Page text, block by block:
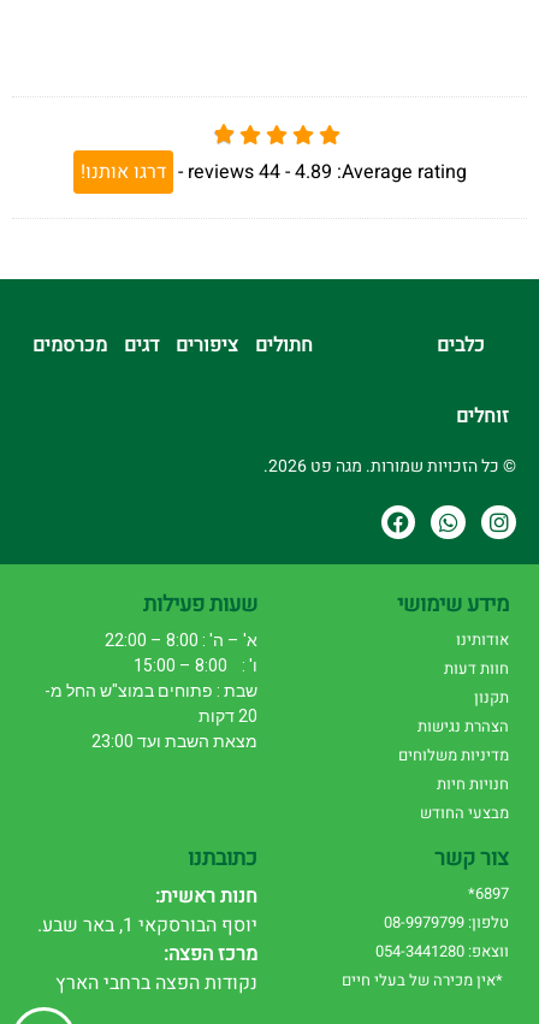
Average rating:
4.89 -
44
reviews
- דרגו אותנו!
כלבים חתולים ציפורים דגים מכרסמים
זוחלים
© כל הזכויות שמורות. מגה פט 2026.
מידע שימושי
אודותינו
חוות דעות
תקנון
הצהרת נגישות
מדיניות משלוחים
חנויות חיות
מבצעי החודש
שעות פעילות
א' – ה' : 8:00 – 22:00
ו' : 8:00 – 15:00
שבת : פתוחים במוצ"ש החל מ-
20 דקות
מצאת השבת ועד 23:00
צור קשר
6897*
טלפון: 08-9979799
ווצאפ: 054-3441280
*אין מכירה של בעלי חיים
כתובתנו
חנות ראשית:
יוסף הבורסקאי 1, באר שבע.
מרכז הפצה:
נקודות הפצה ברחבי הארץ